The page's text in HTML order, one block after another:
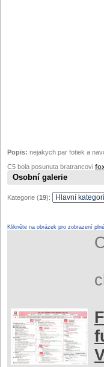
Popis: nejakych par fotiek a
C5 bola posunuta bratrancovi
Osobní galerie
Kategorie (19):
Klikněte na obrázek pro zobrazení